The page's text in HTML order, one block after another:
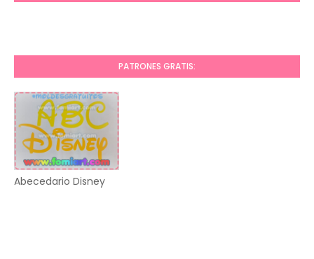
PATRONES GRATIS:
Abecedario Disney